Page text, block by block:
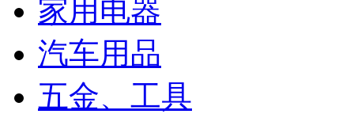
家用电器
汽车用品
五金、工具